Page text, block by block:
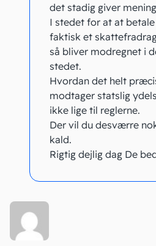
det stadig giver
I stedet for at at
faktisk et
så bliver modregnet i
stedet.
Hvordan det helt
modtager statslig
ikke lige til reglerne.
Der vil du desværre
kald.
Rigtig dejlig dag De